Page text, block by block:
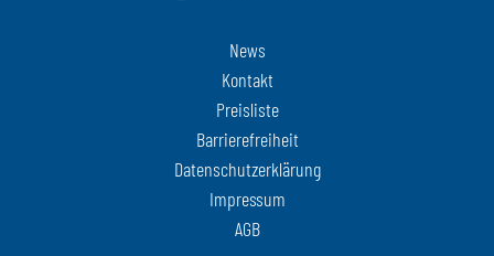
News
Kontakt
Preisliste
Barrierefreiheit
Datenschutzerklärung
Impressum
AGB